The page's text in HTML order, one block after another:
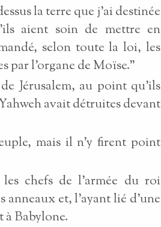
la terre que j'ai destinée
aient soin de mettre en
selon toute la loi, les
par l'organe de Moïse."
Jérusalem, au point qu'ils
avait détruites devant
mais il n'y firent point
chefs de l'armée du roi
anneaux et, l'ayant lié d'une
Babylone.